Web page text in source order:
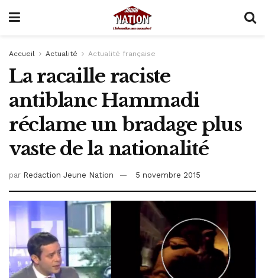
Accueil Actualité Actualité française
La racaille raciste
antiblanc Hammadi
réclame un bradage plus
vaste de la nationalité
par Redaction Jeune Nation 5 novembre 2015